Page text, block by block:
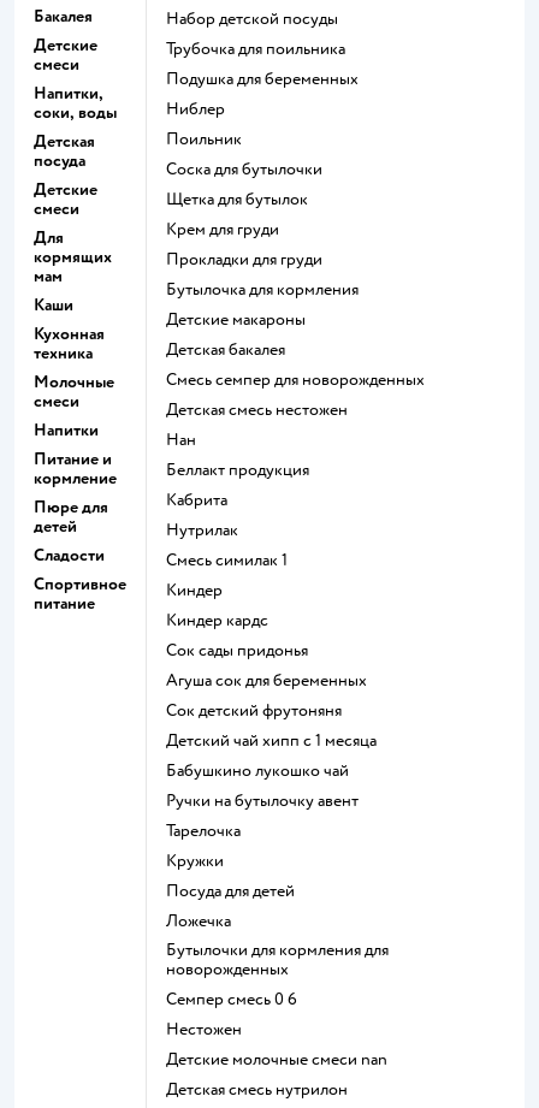
Бакалея
Детские
смеси
Напитки,
соки, воды
Детская
посуда
Детские
смеси
Для
кормящих
мам
Каши
Кухонная
техника
Молочные
смеси
Напитки
Питание и
кормление
Пюре для
детей
Сладости
Спортивное
питание
набор детской посуды
трубочка для поильника
подушка для беременных
ниблер
поильник
соска для бутылочки
щетка для бутылок
крем для груди
прокладки для груди
бутылочка для кормления
детские макароны
детская бакалея
смесь семпер для новорожденных
детская смесь нестожен
нан
беллакт продукция
кабрита
нутрилак
смесь симилак 1
киндер
киндер кардс
сок сады придонья
агуша сок для беременных
сок детский фрутоняня
детский чай хипп с 1 месяца
бабушкино лукошко чай
ручки на бутылочку авент
тарелочка
кружки
посуда для детей
ложечка
бутылочки для кормления для
новорожденных
семпер смесь 0 6
нестожен
Детские молочные смеси nan
детская смесь нутрилон